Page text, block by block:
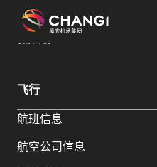
所
樟
宜
网
樟宜机场 樟宜机场餐饮与购物
飞行
航班信息
航空公司信息